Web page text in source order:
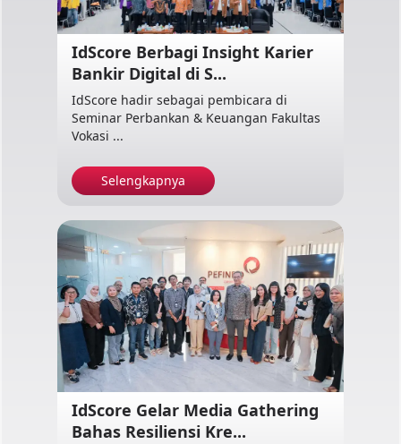
IdScore Berbagi Insight Karier
Bankir Digital di S...
IdScore hadir sebagai pembicara di
Seminar Perbankan & Keuangan Fakultas
Vokasi ...
Selengkapnya
IdScore Gelar Media Gathering
Bahas Resiliensi Kre...